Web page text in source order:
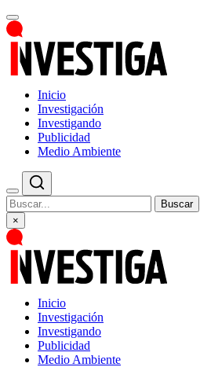
Inicio
Investigación
Investigando
Publicidad
Medio Ambiente
Buscar
×
Inicio
Investigación
Investigando
Publicidad
Medio Ambiente